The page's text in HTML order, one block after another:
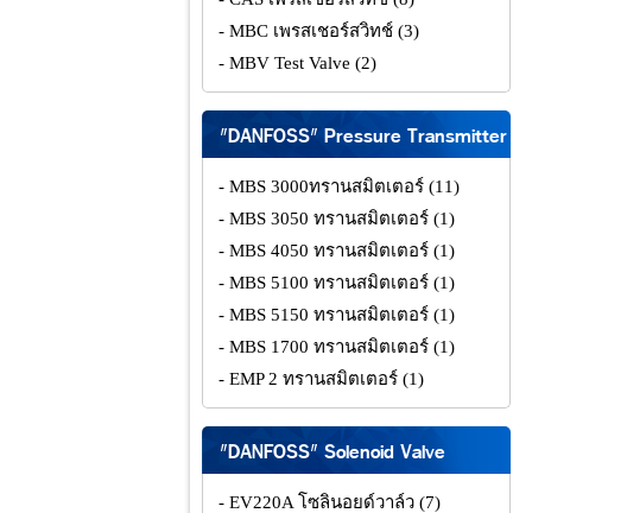
- MBC เพรสเชอร์สวิทช์ (3)
- MBV Test Valve (2)
"DANFOSS" Pressure Transmitter
- MBS 3000ทรานสมิตเตอร์ (11)
- MBS 3050 ทรานสมิตเตอร์ (1)
- MBS 4050 ทรานสมิตเตอร์ (1)
- MBS 5100 ทรานสมิตเตอร์ (1)
- MBS 5150 ทรานสมิตเตอร์ (1)
- MBS 1700 ทรานสมิตเตอร์ (1)
- EMP 2 ทรานสมิตเตอร์ (1)
"DANFOSS" Solenoid Valve
- EV220A โซลินอยด์วาล์ว (7)